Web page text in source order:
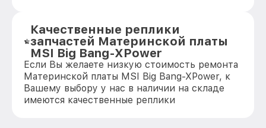
Качественные реплики
запчастей Материнской платы
MSI Big Bang-XPower
Если Вы желаете низкую стоимость ремонта
Материнской платы MSI Big Bang-XPower, к
Вашему выбору у нас в наличии на складе
имеются качественные реплики